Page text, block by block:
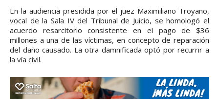
En la audiencia presidida por el juez Maximiliano Troyano,
vocal de la Sala IV del Tribunal de Juicio, se homologó el
acuerdo resarcitorio consistente en el pago de $36
millones a una de las víctimas, en concepto de reparación
del daño causado. La otra damnificada optó por recurrir a
la vía civil.